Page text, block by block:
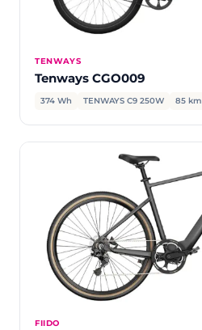
TENWAYS
Tenways CGO009
374 Wh TENWAYS C9 250W 85 km
FIIDO